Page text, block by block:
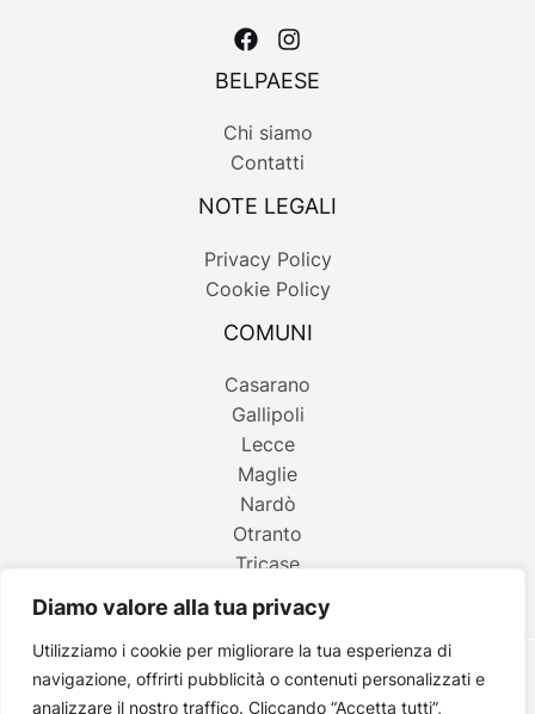
Diamo valore alla tua privacy
Utilizziamo i cookie per migliorare la tua esperienza di
navigazione, offrirti pubblicità o contenuti personalizzati e
analizzare il nostro traffico. Cliccando “Accetta tutti”,
BELPAESE
Chi siamo
Contatti
NOTE LEGALI
Privacy Policy
Cookie Policy
COMUNI
Casarano
Gallipoli
Lecce
Maglie
Nardò
Otranto
Tricase
Copyright © 2026 Belpaese | Periodico d'informazione del